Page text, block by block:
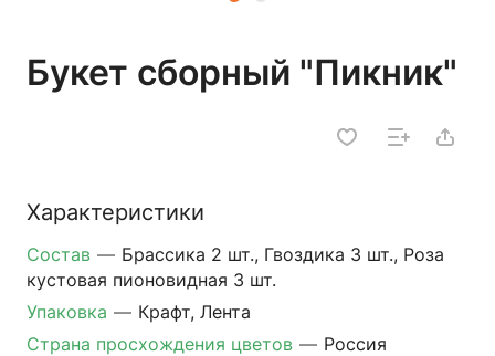
Букет сборный "Пикник"
Характеристики
Состав — Брассика 2 шт., Гвоздика 3 шт., Роза
кустовая пионовидная 3 шт.
Упаковка — Крафт, Лента
Страна просхождения цветов — Россия